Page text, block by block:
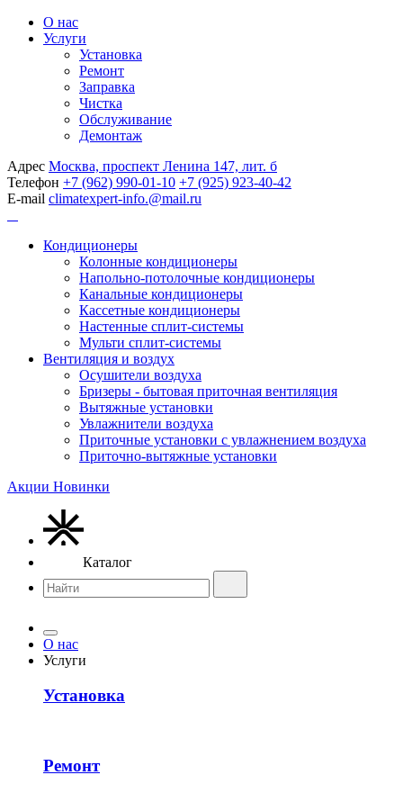
О нас
Услуги
Установка
Ремонт
Заправка
Чистка
Обслуживание
Демонтаж
Адрес Москва, проспект Ленина 147, лит. б
Телефон +7 (962) 990-01-10 +7 (925) 923-40-42
E-mail climatexpert-info.@mail.ru
Кондиционеры
Колонные кондиционеры
Напольно-потолочные кондиционеры
Канальные кондиционеры
Кассетные кондиционеры
Настенные сплит-системы
Мульти сплит-системы
Вентиляция и воздух
Осушители воздуха
Бризеры - бытовая приточная вентиляция
Вытяжные установки
Увлажнители воздуха
Приточные установки с увлажнением воздуха
Приточно-вытяжные установки
Акции Новинки
Каталог
О нас
Услуги
Установка
Ремонт